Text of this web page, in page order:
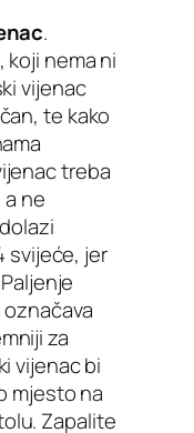
.
koji nema ni
vijenac
te kako
treba
ne
svijeće, jer
za
vijenac bi
mjesto na
Zapalite